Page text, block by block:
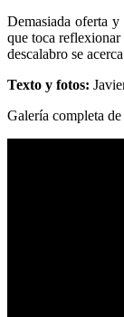
Demasiada oferta
que toca
descalabro se
Texto y fotos:
Galería completa de